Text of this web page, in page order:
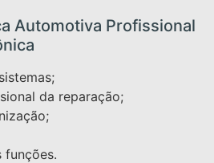
Automotiva Profissional
da reparação;
funções.